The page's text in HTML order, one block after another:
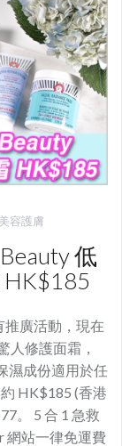
美容護膚
低
推廣活動，現在
人修護面霜，
濕成份適用於任
HK$185 (香港
。 5 合 1 急救
網站一律免運費